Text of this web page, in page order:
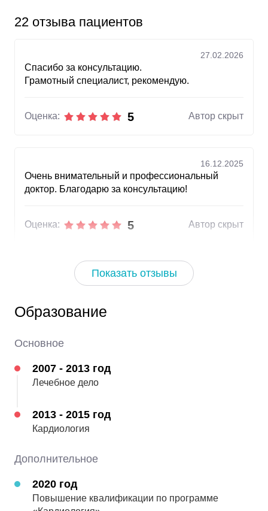
22 отзыва пациентов
27.02.2026
Спасибо за консультацию.
Грамотный специалист, рекомендую.
Оценка: 5 Автор скрыт
16.12.2025
Очень внимательный и профессиональный
доктор. Благодарю за консультацию!
Оценка: 5 Автор скрыт
внимательный к деталям, доступные пояснения.
Оценка:
большое спасибо!
Показать отзывы
Образование
Основное
2007 - 2013 год
Лечебное дело
2013 - 2015 год
Кардиология
Дополнительное
2020 год
Повышение квалификации по программе